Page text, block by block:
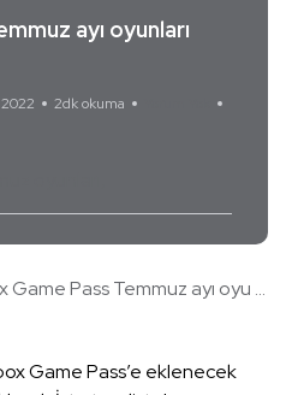
ayı oyunları
2dk okuma
Game Pass Temmuz ayı oyu ...
Game Pass’e eklenecek